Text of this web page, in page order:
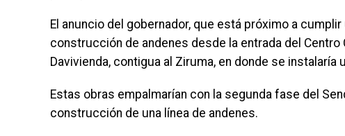
El anuncio del gobernador, que está próximo a
construcción de andenes desde la entrada del
Davivienda, contigua al Ziruma, en donde se
Estas obras empalmarían con la segunda fase del
construcción de una línea de andenes.